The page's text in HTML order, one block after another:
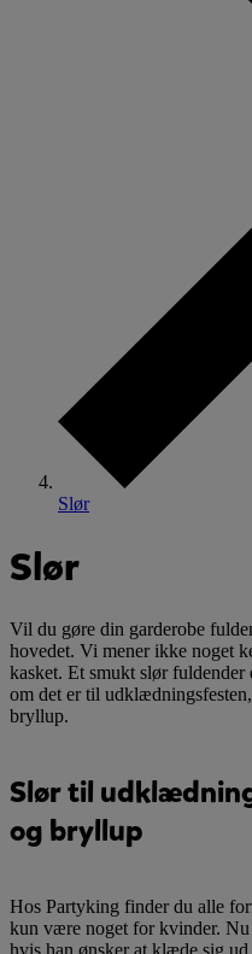
Slør
Slør
Vil du gøre din garderobe
hovedet. Vi mener ikke noget
kasket. Et smukt slør
om det er til
bryllup.
Slør til
og bryllup
Hos Partyking finder du alle
kun være noget for kvinder. Nu
hvis han ønsker at klæde sig